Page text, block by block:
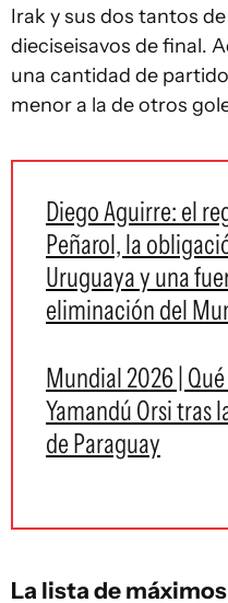
Irak y sus dos tantos
dieciseisavos de final.
una cantidad de
menor a la de otros
Diego Aguirre: el
Peñarol, la
Uruguaya y una
eliminación del
Mundial 2026 |
Yamandú Orsi tras
de Paraguay
La lista de